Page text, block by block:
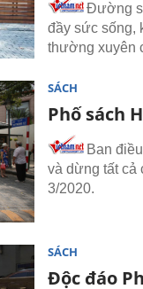
Đường
đầy sức sống,
thường xuyên
SÁCH
Phố sách
Ban
và dừng tất cả
3/2020.
SÁCH
Độc đáo